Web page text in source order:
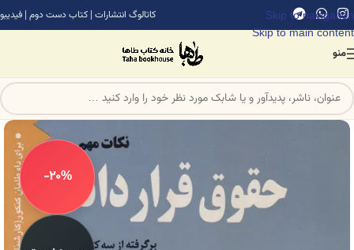
Skip to navigation
Skip to main content
کاتالوگ انتشارات | کتاب دست دوم | فیدیبو
منو
-20%